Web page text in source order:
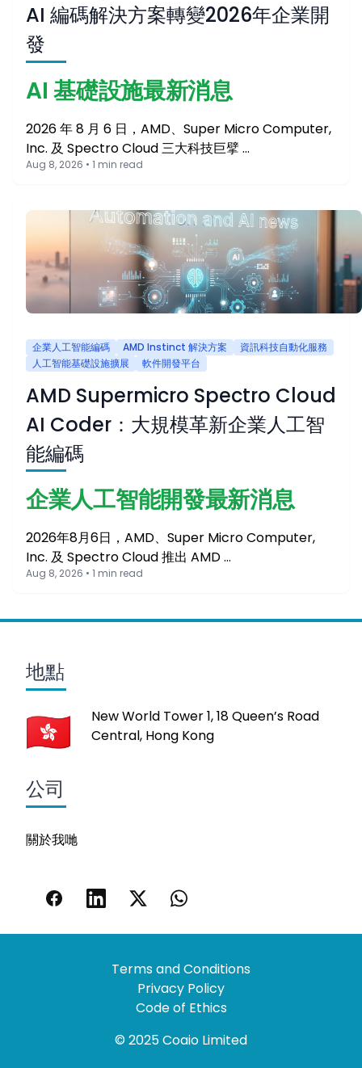
AI 編碼解決方案轉變2026年企業開
發
AI 基礎設施最新消息
2026 年 8 月 6 日，AMD、Super Micro Computer,
Inc. 及 Spectro Cloud 三大科技巨擘 …
Aug 8, 2026 • 1 min read
企業人工智能編碼 AMD Instinct 解決方案
資訊科技自動化服務
人工智能基礎設施擴展
軟件開發平台
AMD Supermicro Spectro Cloud
AI Coder：大規模革新企業人工智
能編碼
企業人工智能開發最新消息
2026年8月6日，AMD、Super Micro Computer,
Inc. 及 Spectro Cloud 推出 AMD …
Aug 8, 2026 • 1 min read
地點
New World Tower 1, 18 Queen’s Road
Central, Hong Kong
公司
關於我哋
Terms and Conditions
Privacy Policy
Code of Ethics
© 2025 Coaio Limited